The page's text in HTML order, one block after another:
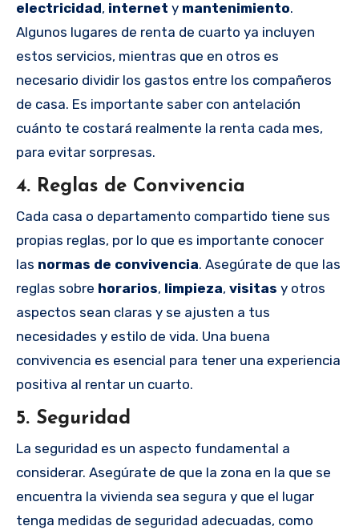
electricidad, internet y mantenimiento.
Algunos lugares de renta de cuarto ya incluyen
estos servicios, mientras que en otros es
necesario dividir los gastos entre los compañeros
de casa. Es importante saber con antelación
cuánto te costará realmente la renta cada mes,
para evitar sorpresas.
4. Reglas de Convivencia
Cada casa o departamento compartido tiene sus
propias reglas, por lo que es importante conocer
las normas de convivencia. Asegúrate de que las
reglas sobre horarios, limpieza, visitas y otros
aspectos sean claras y se ajusten a tus
necesidades y estilo de vida. Una buena
convivencia es esencial para tener una experiencia
positiva al rentar un cuarto.
5. Seguridad
La seguridad es un aspecto fundamental a
considerar. Asegúrate de que la zona en la que se
encuentra la vivienda sea segura y que el lugar
tenga medidas de seguridad adecuadas, como